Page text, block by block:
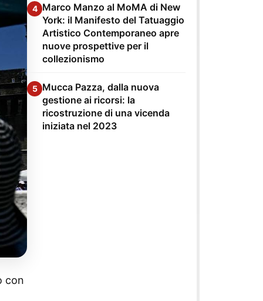
con
4 Marco Manzo al MoMA di New
York: il Manifesto del Tatuaggio
Artistico Contemporaneo apre
nuove prospettive per il
collezionismo
5 Mucca Pazza, dalla nuova
gestione ai ricorsi: la
ricostruzione di una vicenda
iniziata nel 2023